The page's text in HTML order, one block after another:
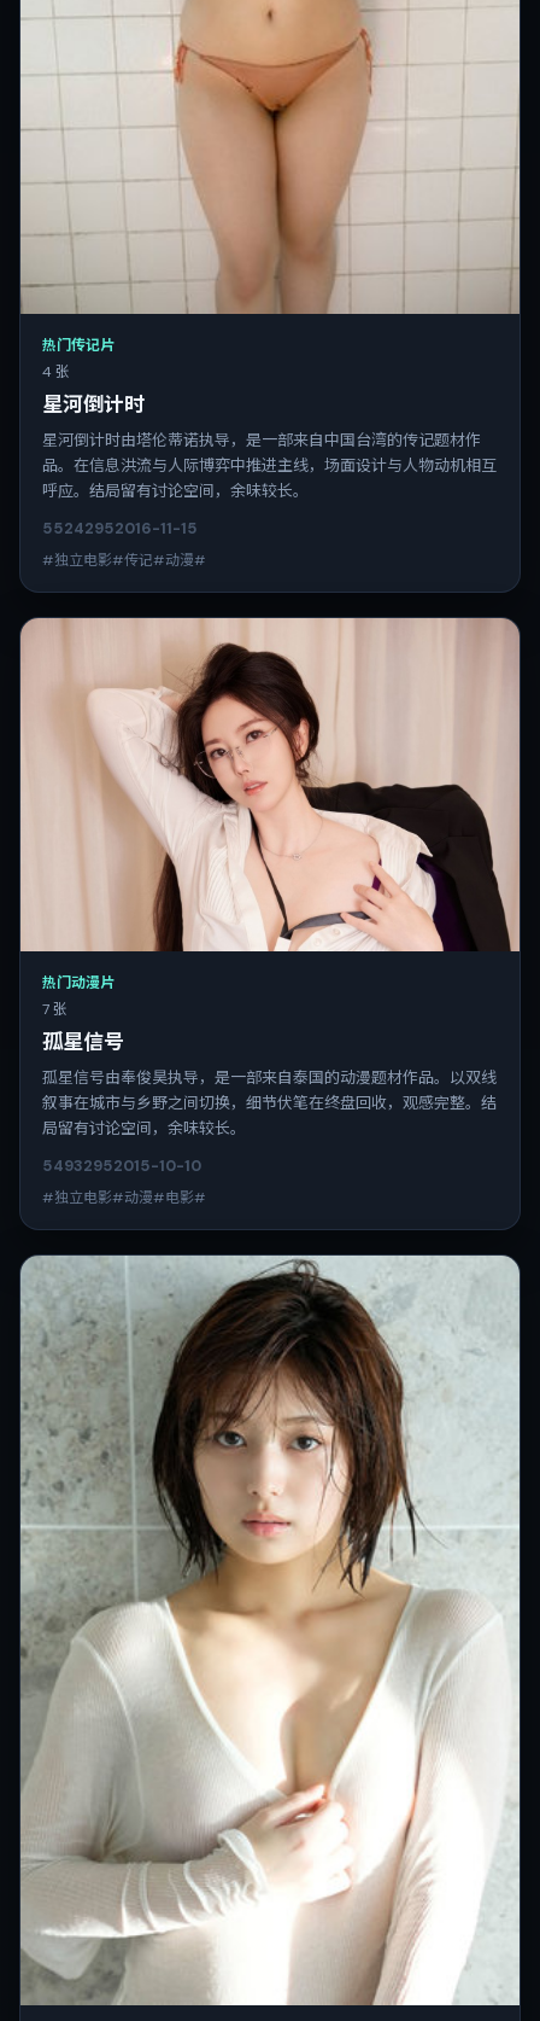
热门传记片
4 张
星河倒计时
星河倒计时由塔伦蒂诺执导，是一部来自中国台湾的传记题材作
品。在信息洪流与人际博弈中推进主线，场面设计与人物动机相互
呼应。结局留有讨论空间，余味较长。
55242952016-11-15
#独立电影#传记#动漫#
热门动漫片
7 张
孤星信号
孤星信号由奉俊昊执导，是一部来自泰国的动漫题材作品。以双线
叙事在城市与乡野之间切换，细节伏笔在终盘回收，观感完整。结
局留有讨论空间，余味较长。
54932952015-10-10
#独立电影#动漫#电影#